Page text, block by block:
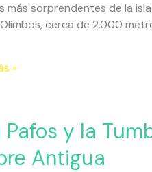
más sorprendentes de la
cerca de 2.000
»
Pafos y la
Antigua